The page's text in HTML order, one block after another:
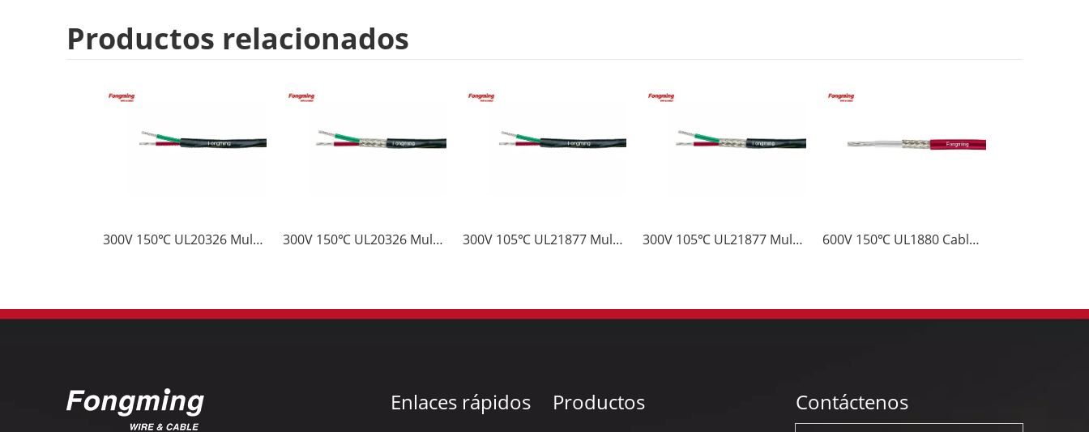
Productos relacionados
300V 150℃ UL20326 Multi Cable de ETFE con Cubierta de ETFE 300V 150℃ UL20326 Multi Cable de ETFE con Cubierta y Brindaje 300V 105℃ UL21877 Multi Cable de ETFE con Cubierta de PVC 300V 105℃ UL21877 Multi Cable de ETFE con Cubierta y Brindaje 600V 150℃ UL1880 Cable de ETFE con Brindaje
Enlaces rápidos Productos Contáctenos